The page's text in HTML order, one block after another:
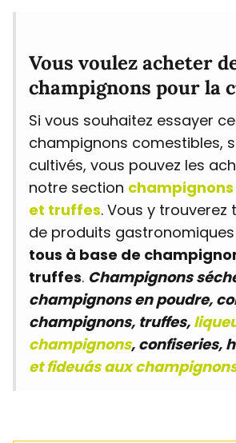
Vous voulez acheter
champignons pour la
Si vous souhaitez essayer
champignons comestibles,
cultivés, vous pouvez les
notre section
et truffes. Vous y
de produits
tous à base de
truffes. Champignons
champignons en poudre,
champignons, truffes,
champignons, confiseries,
et fideuás aux